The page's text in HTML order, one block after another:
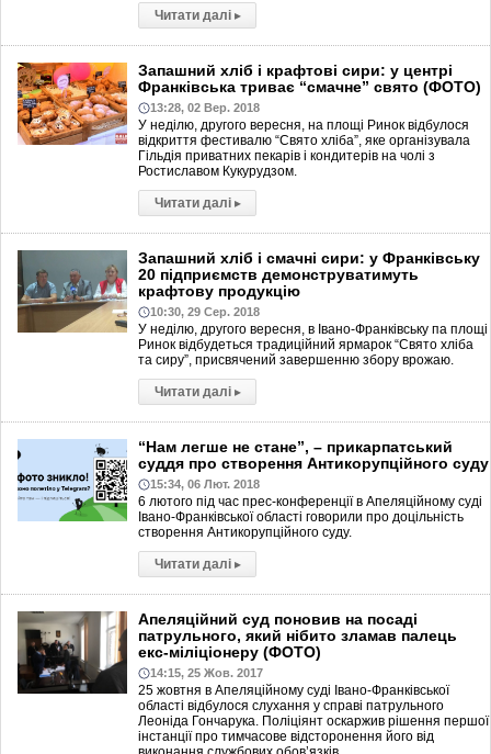
Читати далі ▸
Запашний хліб і крафтові сири: у центрі
Франківська триває “смачне” свято (ФОТО)
13:28, 02 Вер. 2018
У неділю, другого вересня, на площі Ринок відбулося
відкриття фестивалю “Свято хліба”, яке організувала
Гільдія приватних пекарів і кондитерів на чолі з
Ростиславом Кукурудзом.
Читати далі ▸
Запашний хліб і смачні сири: у Франківську
20 підприємств демонструватимуть
крафтову продукцію
10:30, 29 Сер. 2018
У неділю, другого вересня, в Івано-Франківську па площі
Ринок відбудеться традиційний ярмарок “Свято хліба
та сиру”, присвячений завершенню збору врожаю.
Читати далі ▸
“Нам легше не стане”, – прикарпатський
суддя про створення Антикорупційного суду
15:34, 06 Лют. 2018
6 лютого під час прес-конференції в Апеляційному суді
Івано-Франківської області говорили про доцільність
створення Антикорупційного суду.
Читати далі ▸
Апеляційний суд поновив на посаді
патрульного, який нібито зламав палець
екс-міліціонеру (ФОТО)
14:15, 25 Жов. 2017
25 жовтня в Апеляційному суді Івано-Франківської
області відбулося слухання у справі патрульного
Леоніда Гончарука. Поліціянт оскаржив рішення першої
інстанції про тимчасове відсторонення його від